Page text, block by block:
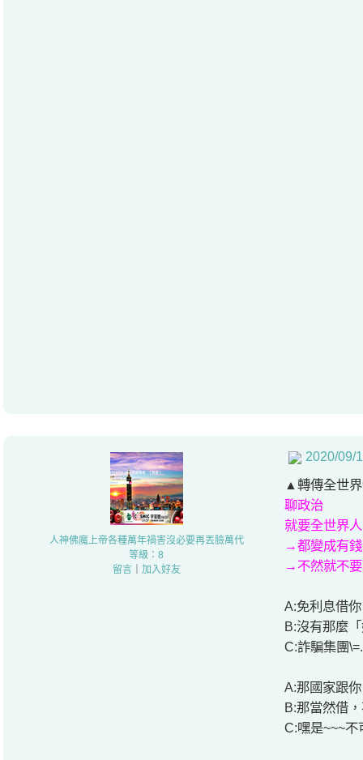
人神佛魔上帝各種萬年禍害沒必要再丟臉萬代
等級：8
留言｜ 加入好友
2020/09/
▲轉傳全世
聊政治
就要全世界人
→都變成有
→不然就不
A:免利息借
B:沒有那麼
C:詐騙集團
A:那國家跟
B:那當然借
C:嘿是~~~不